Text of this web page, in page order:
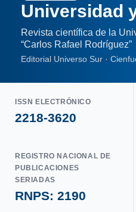
Universidad
Revista científica de la
“Carlos Rafael Rodríguez”
Editorial Universo Sur ·
ISSN ELECTRÓNICO
2218-3620
REGISTRO NACIONAL DE
PUBLICACIONES
SERIADAS
RNPS: 2190